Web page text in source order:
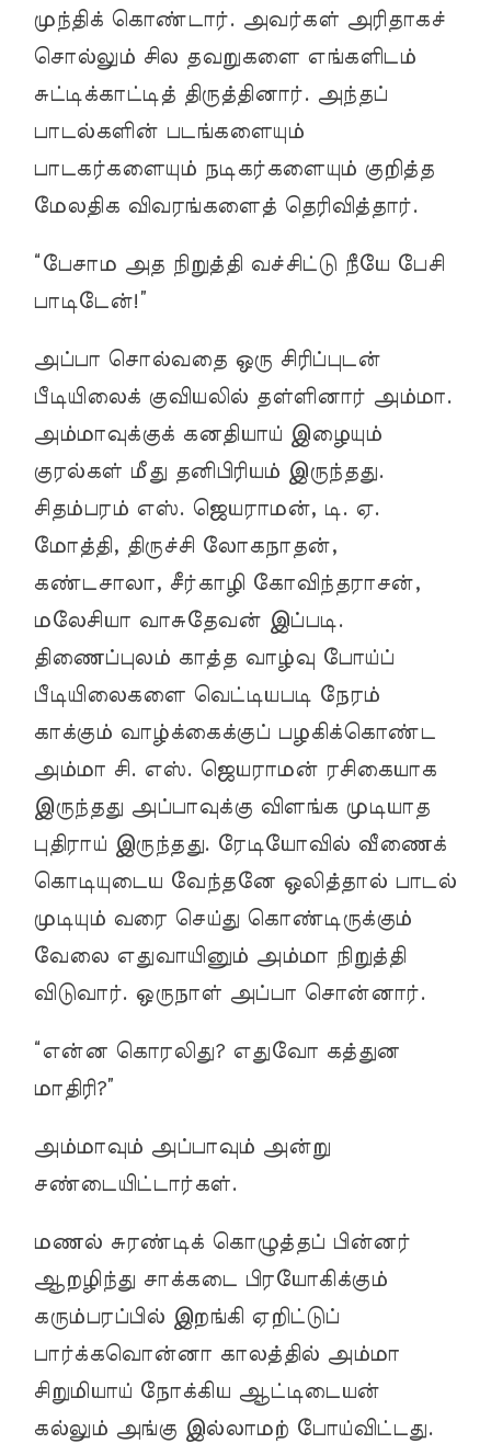
முந்திக் கொண்டார். அவர்கள் அரிதாகச்
சொல்லும் சில தவறுகளை எங்களிடம்
சுட்டிக்காட்டித் திருத்தினார். அந்தப்
பாடல்களின் படங்களையும்
பாடகர்களையும் நடிகர்களையும் குறித்த
மேலதிக விவரங்களைத் தெரிவித்தார்.
“பேசாம அத நிறுத்தி வச்சிட்டு நீயே பேசி
பாடிடேன்!”
அப்பா சொல்வதை ஒரு சிரிப்புடன்
பீடியிலைக் குவியலில் தள்ளினார் அம்மா.
அம்மாவுக்குக் கனதியாய் இழையும்
குரல்கள் மீது தனிபிரியம் இருந்தது.
சிதம்பரம் எஸ். ஜெயராமன், டி. ஏ.
மோத்தி, திருச்சி லோகநாதன்,
கண்டசாலா, சீர்காழி கோவிந்தராசன்,
மலேசியா வாசுதேவன் இப்படி.
திணைப்புலம் காத்த வாழ்வு போய்ப்
பீடியிலைகளை வெட்டியபடி நேரம்
காக்கும் வாழ்க்கைக்குப் பழகிக்கொண்ட
அம்மா சி. எஸ். ஜெயராமன் ரசிகையாக
இருந்தது அப்பாவுக்கு விளங்க முடியாத
புதிராய் இருந்தது. ரேடியோவில் வீணைக்
கொடியுடைய வேந்தனே ஒலித்தால் பாடல்
முடியும் வரை செய்து கொண்டிருக்கும்
வேலை எதுவாயினும் அம்மா நிறுத்தி
விடுவார். ஒருநாள் அப்பா சொன்னார்.
“என்ன கொரலிது? எதுவோ கத்துன
மாதிரி?”
அம்மாவும் அப்பாவும் அன்று
சண்டையிட்டார்கள்.
மணல் சுரண்டிக் கொழுத்தப் பின்னர்
ஆறழிந்து சாக்கடை பிரயோகிக்கும்
கரும்பரப்பில் இறங்கி ஏறிட்டுப்
பார்க்கவொன்னா காலத்தில் அம்மா
சிறுமியாய் நோக்கிய ஆட்டிடையன்
கல்லும் அங்கு இல்லாமற் போய்விட்டது.